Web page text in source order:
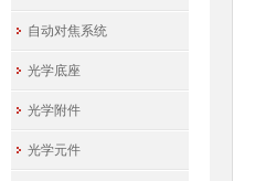
自动对焦系统
光学底座
光学附件
光学元件